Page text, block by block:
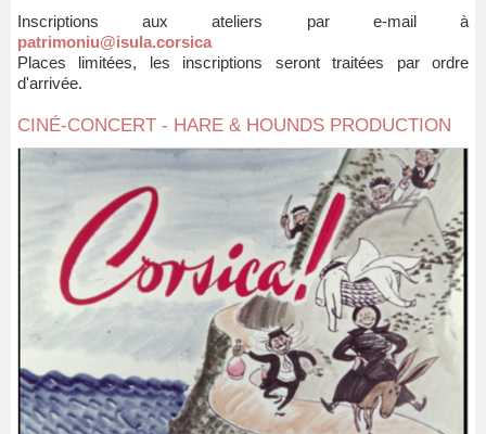
Inscriptions aux ateliers par e-mail à
patrimoniu@isula.corsica
Places limitées, les inscriptions seront traitées par ordre
d'arrivée.
CINÉ-CONCERT - HARE & HOUNDS PRODUCTION